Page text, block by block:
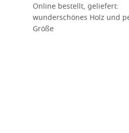
Online bestellt, geliefert:
wunderschönes Holz und
Größe